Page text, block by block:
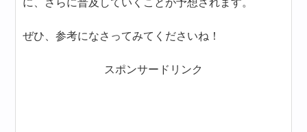
に、さらに普及していくことが予想されます。
ぜひ、参考になさってみてくださいね！
スポンサードリンク